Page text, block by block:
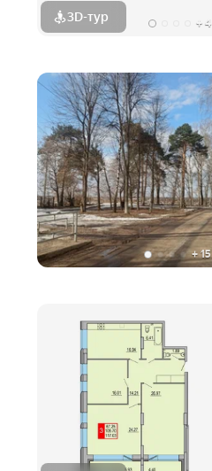
3D-тур + 4
+ 15